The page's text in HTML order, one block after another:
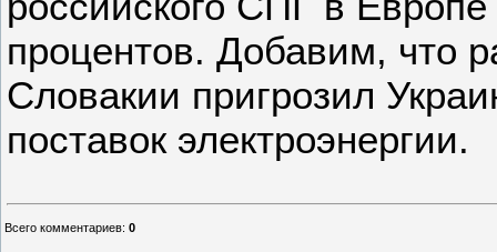
процентов. Добавим, что
Словакии пригрозил
поставок электроэнергии.
Всего комментариев: 0